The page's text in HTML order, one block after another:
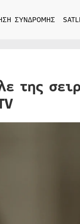
ΣΥΝΔΡΟΜΗΣ
της